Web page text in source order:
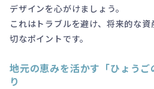
デザインを心がけましょう。
これはトラブルを避け、将来的な
切なポイントです。
地元の恵みを活かす「ひょうご
り